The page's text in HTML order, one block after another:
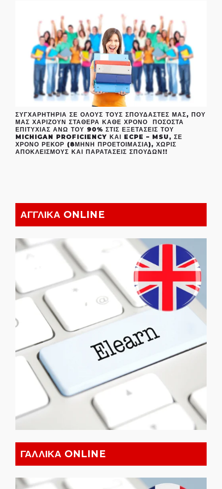
ΣΥΓΧΑΡΗΤΉΡΙΑ ΣΕ ΌΛΟΥΣ ΤΟΥΣ ΣΠΟΥΔΑΣΤΈΣ ΜΑΣ, ΠΟΥ
ΜΑΣ ΧΑΡΊΖΟΥΝ ΣΤΑΘΕΡΆ ΚΆΘΕ ΧΡΌΝΟ ΠΟΣΟΣΤΆ
ΕΠΙΤΥΧΊΑΣ ΆΝΩ ΤΟΥ 90% ΣΤΙΣ ΕΞΕΤΆΣΕΙΣ ΤΟΥ
MICHIGAN PROFICIENCY ΚΑΙ ECPE – MSU, ΣΕ
ΧΡΌΝΟ ΡΕΚΌΡ (8ΜΗΝΗ ΠΡΟΕΤΟΙΜΑΣΊΑ), ΧΩΡΊΣ
ΑΠΟΚΛΕΙΣΜΟΎΣ ΚΑΙ ΠΑΡΑΤΆΣΕΙΣ ΣΠΟΥΔΏΝ!!
ΑΓΓΛΙΚΑ ONLINE
ΓΑΛΛΙΚΑ ONLINE